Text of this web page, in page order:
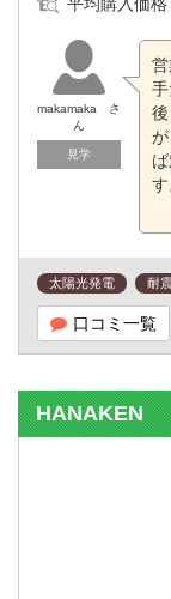
makamaka さ
ん
見学
す
太陽光発電 耐
口コミ一覧
HANAKEN